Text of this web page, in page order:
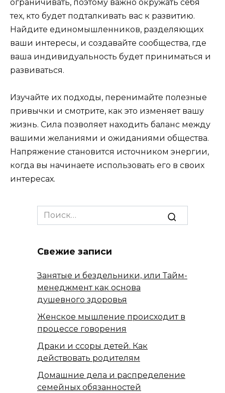
ограничивать, поэтому важно окружать себя
тех, кто будет подталкивать вас к развитию.
Найдите единомышленников, разделяющих
ваши интересы, и создавайте сообщества, где
ваша индивидуальность будет приниматься и
развиваться.
Изучайте их подходы, перенимайте полезные
привычки и смотрите, как это изменяет вашу
жизнь. Сила позволяет находить баланс между
вашими желаниями и ожиданиями общества.
Напряжение становится источником энергии,
когда вы начинаете использовать его в своих
интересах.
Search
for:
Свежие записи
Занятые и бездельники, или Тайм-
менеджмент как основа
душевного здоровья
Женское мышление происходит в
процессе говорения
Драки и ссоры детей. Как
действовать родителям
Домашние дела и распределение
семейных обязанностей